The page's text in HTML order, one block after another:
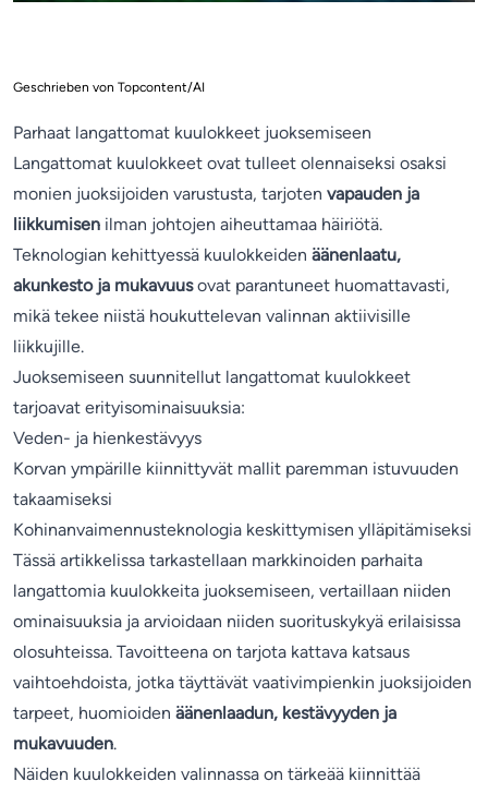
Geschrieben von Topcontent/AI
Parhaat langattomat kuulokkeet juoksemiseen
Langattomat kuulokkeet ovat tulleet olennaiseksi osaksi
monien juoksijoiden varustusta, tarjoten vapauden ja
liikkumisen ilman johtojen aiheuttamaa häiriötä.
Teknologian kehittyessä kuulokkeiden äänenlaatu,
akunkesto ja mukavuusovat parantuneet huomattavasti,
mikä tekee niistä houkuttelevan valinnan aktiivisille
liikkujille.
Juoksemiseen suunnitellut langattomat kuulokkeet
tarjoavat erityisominaisuuksia:
Veden- ja hienkestävyys
Korvan ympärille kiinnittyvät mallit paremman istuvuuden
takaamiseksi
Kohinanvaimennusteknologia keskittymisen ylläpitämiseksi
Tässä artikkelissa tarkastellaan markkinoiden parhaita
langattomia kuulokkeita juoksemiseen, vertaillaan niiden
ominaisuuksia ja arvioidaan niiden suorituskykyä erilaisissa
olosuhteissa. Tavoitteena on tarjota kattava katsaus
vaihtoehdoista, jotka täyttävät vaativimpienkin juoksijoiden
tarpeet, huomioiden äänenlaadun, kestävyyden ja
mukavuuden.
Näiden kuulokkeiden valinnassa on tärkeää kiinnittää